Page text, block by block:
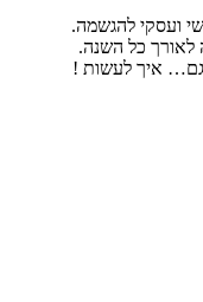
ועסקי להגשמה.
לאורך כל השנה.
איך לעשות !